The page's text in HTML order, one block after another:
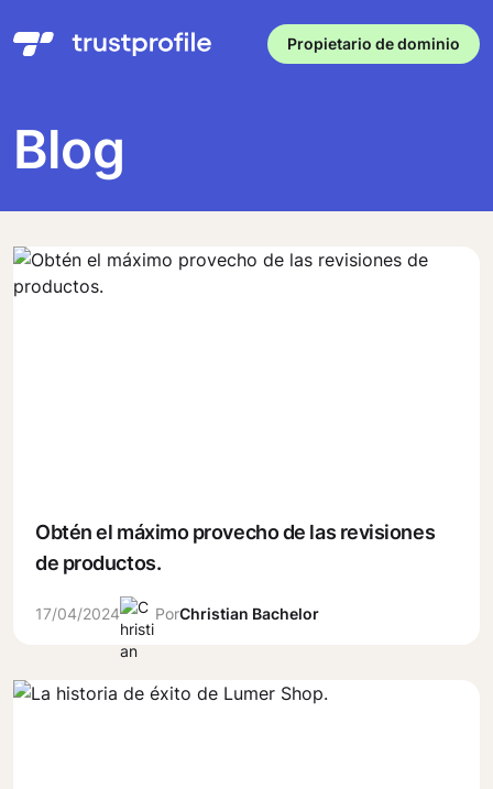
Propietario de dominio
Blog
Obtén el máximo provecho de las revisiones
de productos.
17/04/2024 PorChristian Bachelor